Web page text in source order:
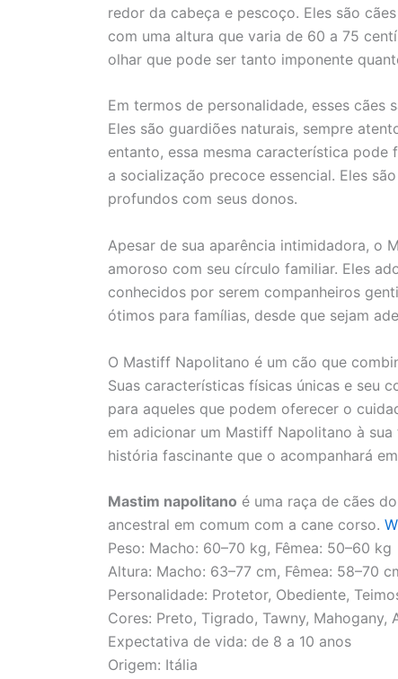
redor da cabeça e pescoço. Eles são
com uma altura que varia de 60 a 75
olhar que pode ser tanto imponente
Em termos de personalidade, esses
Eles são guardiões naturais, sempre
entanto, essa mesma característica
a socialização precoce essencial. Eles
profundos com seus donos.
Apesar de sua aparência intimidadora, o
amoroso com seu círculo familiar. Eles
conhecidos por serem companheiros
ótimos para famílias, desde que sejam
O Mastiff Napolitano é um cão que
Suas características físicas únicas e seu
para aqueles que podem oferecer o
em adicionar um Mastiff Napolitano à
história fascinante que o acompanhará
Mastim napolitano é uma raça de cães
ancestral em comum com a cane corso.
Peso: Macho: 60–70 kg, Fêmea: 50–60 kg
Altura: Macho: 63–77 cm, Fêmea: 58–70
Personalidade: Protetor, Obediente,
Cores: Preto, Tigrado, Tawny, Mahogany,
Expectativa de vida: de 8 a 10 anos
Origem: Itália